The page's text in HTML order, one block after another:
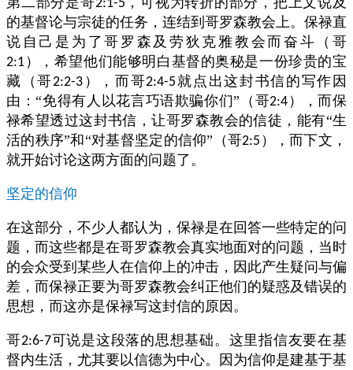
2:1-5
的基督论与宗徒的任务，连结到哥罗森教会上。保禄直
说自己是为了哥罗森及劳狄克雅教会而奋斗（哥
2:1 ），希望他们能够明白基督的奥秘是一份珍贵的宝
藏（哥2:2-3 ），而哥2:4-5就点出这封书信的写作因
由：“免得有人以花言巧语欺骗你们”（哥2:4 ），而保
禄希望透过这封书信，让哥罗森教会的信徒，能有“生
活的秩序”和“对基督坚定的信仰”（哥2:5 ），而下文，
就开始讨论这两方面的问题了。
坚定的信仰
在这部分，不少人都认为，保禄是在回答一些特定的问
题，而这些都是在哥罗森教会真实地面对的问题，当时
的会众受到某些人在信仰上的冲击，因此产生疑问与偏
差，而保禄正要为哥罗森教会纠正他们的疑惑及错误的
思想，而这亦是保禄写这封信的原因。
哥2:6-7可说是这段落的思想基础。这里指信友要在基
督内生活，尤其要以信德为中心。因为信仰是建基于基